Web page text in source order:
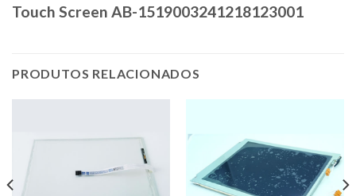
Touch Screen AB-1519003241218123001
PRODUTOS RELACIONADOS